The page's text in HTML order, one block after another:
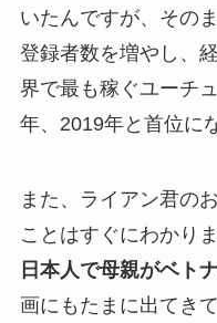
いたんですが、その
登録者数を増やし、
界で最も稼ぐユーチ
年、2019年と首位に
また、ライアン君の
ことはすぐにわかりま
日本人で母親がベト
画にもたまに出てき